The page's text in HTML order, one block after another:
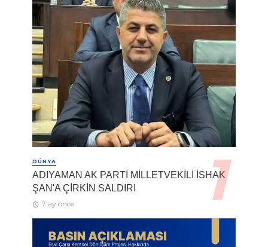
DÜNYA
ADIYAMAN AK PARTİ MİLLETVEKİLİ İSHAK
ŞAN'A ÇİRKİN SALDIRI
7 ay önce